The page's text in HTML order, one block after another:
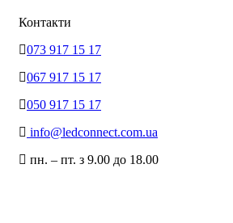
Контакти
073 917 15 17
067 917 15 17
050 917 15 17
info@ledconnect.com.ua
пн. – пт. з 9.00 до 18.00